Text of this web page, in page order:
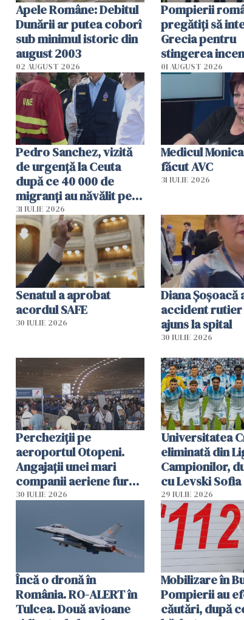
Apele Române: Debitul
Dunării ar putea coborî
sub minimul istoric din
august 2003
02 AUGUST 2026
Pompierii
pregătiţi să
Grecia pentru
stingerea
01 AUGUST 2026
Pedro Sanchez, vizită
de urgență la Ceuta
după ce 40 000 de
migranți au năvălit pe
teritoriul spaniol: „Vom
mobiliza toate
resursele"
31 IULIE 2026
Medicul
făcut AVC
31 IULIE 2026
Senatul a aprobat
acordul SAFE
30 IULIE 2026
Diana Șoșoacă
accident rutier
ajuns la spital
30 IULIE 2026
Percheziții pe
aeroportul Otopeni.
Angajații unei mari
companii aeriene furau
parfumuri, ceasuri și
vânzării
30 IULIE 2026
Universitatea
eliminată din
Campionilor,
cu Levski Sofia
29 IULIE 2026
Încă o dronă în
România. RO-ALERT în
Tulcea. Două avioane
Mobilizare în
Pompierii au
căutări, după